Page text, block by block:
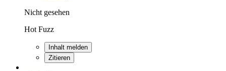
Nicht gesehen
Hot Fuzz
Inhalt melden
Zitieren